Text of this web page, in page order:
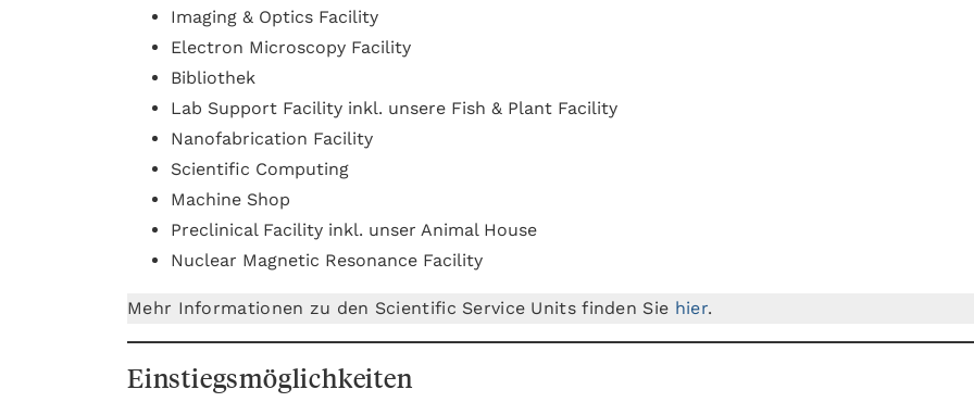
Imaging & Optics Facility
Electron Microscopy Facility
Bibliothek
Lab Support Facility inkl. unsere Fish & Plant Facility
Nanofabrication Facility
Scientific Computing
Machine Shop
Preclinical Facility inkl. unser Animal House
Nuclear Magnetic Resonance Facility
Mehr Informationen zu den Scientific Service Units finden Sie hier.
Einstiegsmöglichkeiten